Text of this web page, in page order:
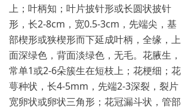
上；叶柄知；叶片披针形或长圆状披针
形，长2-8cm，宽0.5-3cm，先端尖，基
部楔形或狭楔形而下延成叶柄，全缘，上
面深绿色，背面淡绿色，无毛。花腋生，
常单1或2-6朵簇生在短枝上；花梗细；花
萼种状，长4-5mm，先端2-3深裂，裂片
宽卵状或卵状三角形；花冠漏斗状，管部